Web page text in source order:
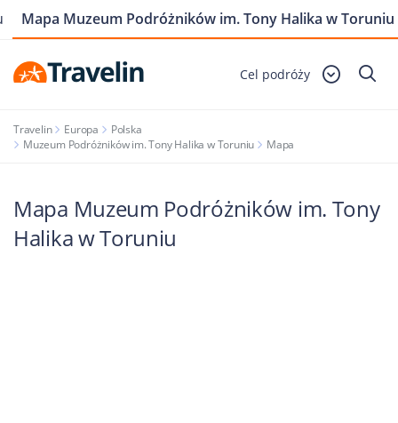
Cel podróży
Travelin Europa
Polska
Muzeum Podróżników im. Tony Halika w Toruniu
Mapa
Mapa Muzeum Podróżników im. Tony Halika w Toruniu
Mapa Muzeum Podróżników im. Tony
Halika w Toruniu